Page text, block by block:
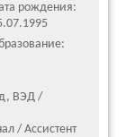
рождения:
ВЭД /
/ Ассистент